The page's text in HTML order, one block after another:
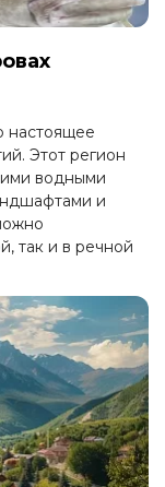
настоящее
Этот регион
водными
и
так и в речной
и спокойствием